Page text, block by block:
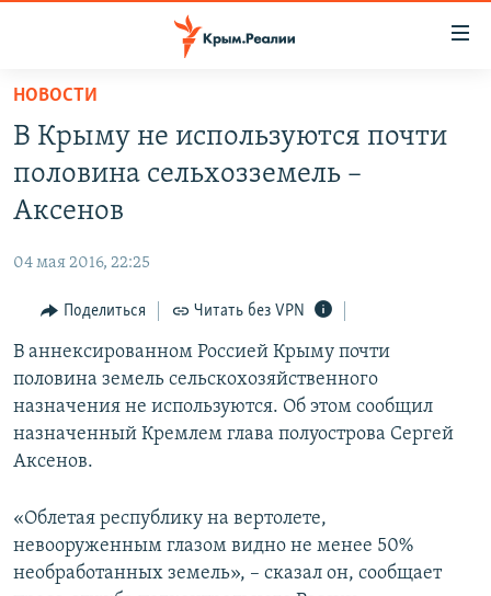
Вернуться
основному
содержанию
Вернутся
главной
Вернутся
поиску
СПЕЦПРОЕКТЫ
11 ЛЕТ ОККУПАЦИИ КРЫМА. 11 ИСТОРИЙ СОПРОТИВЛЕНИЯ
ВОДА
ЕЩЕ
ИНТЕРАКТИВ
ИНФОГРАФИКА
СОВЕТЫ ПРАВОЗАЩИТНИКОВ
ПРОПАВШИЕ БЕЗ ВЕСТИ
ПОБЕДИТЕЛЕЙ НЕ СУДЯТ?
КРЫМ.НЕПОКОРЕННЫЙ
РАДІО СВОБОДА
КАК ОБОЙТИ БЛОКИРОВКУ
Українською
Qırımtatar
ПРИСОЕДИНЯЙТЕСЬ!
НОВОСТИ
В Крыму не используются почти
половина сельхозземель –
Аксенов
04 мая 2016, 22:25
Поделиться Читать без VPN
В аннексированном Россией Крыму почти
половина земель сельскохозяйственного
назначения не используются. Об этом сообщил
назначенный Кремлем глава полуострова Сергей
Аксенов.
«Облетая республику на вертолете,
невооруженным глазом видно не менее 50%
необработанных земель», – сказал он, сообщает